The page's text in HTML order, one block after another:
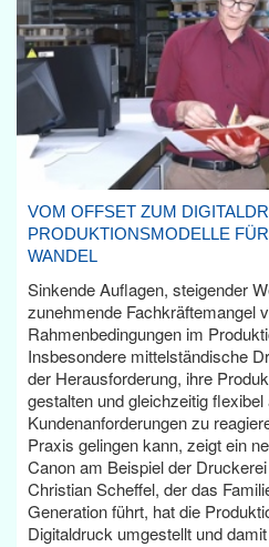
VOM OFFSET ZUM
PRODUKTIONSMODELLE
WANDEL
Sinkende Auflagen, steigender
zunehmende Fachkräftemangel
Rahmenbedingungen im
Insbesondere mittelständische
der Herausforderung, ihre
gestalten und gleichzeitig
Kundenanforderungen zu
Praxis gelingen kann, zeigt ein
Canon am Beispiel der
Christian Scheffel, der das
Generation führt, hat die
Digitaldruck umgestellt und